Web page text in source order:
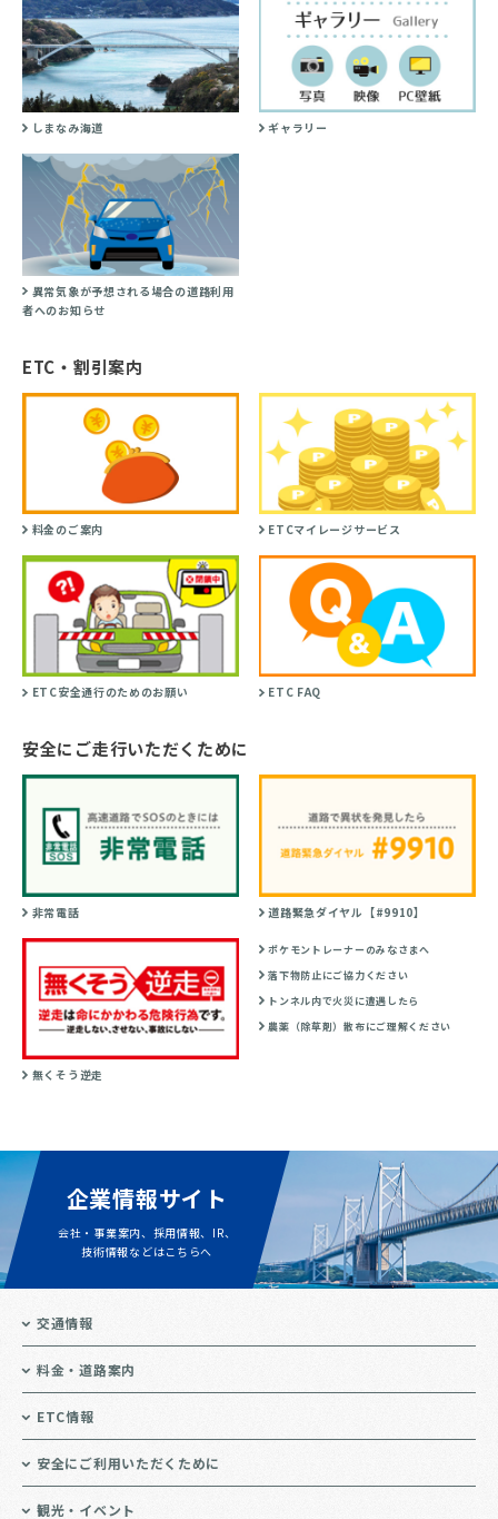
しまなみ海道 ギャラリー
異常気象が予想される場合の道路利用
者へのお知らせ
ETC・割引案内
料金のご案内 ETCマイレージサービス
ETC安全通行のためのお願い ETC FAQ
安全にご走行いただくために
非常電話 道路緊急ダイヤル【#9910】
無くそう逆走
ポケモントレーナーのみなさまへ
落下物防止にご協力ください
トンネル内で火災に遭遇したら
農薬（除草剤）散布にご理解ください
企業情報サイト
会社・事業案内、採用情報、IR、
技術情報などはこちらへ
交通情報
料金・道路案内
ETC情報
安全にご利用いただくために
観光・イベント